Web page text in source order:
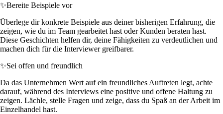
✨Bereite Beispiele vor
Überlege dir konkrete Beispiele aus deiner bisherigen Erfahrung, die
zeigen, wie du im Team gearbeitet hast oder Kunden beraten hast.
Diese Geschichten helfen dir, deine Fähigkeiten zu verdeutlichen und
machen dich für die Interviewer greifbarer.
✨Sei offen und freundlich
Da das Unternehmen Wert auf ein freundliches Auftreten legt, achte
darauf, während des Interviews eine positive und offene Haltung zu
zeigen. Lächle, stelle Fragen und zeige, dass du Spaß an der Arbeit im
Einzelhandel hast.